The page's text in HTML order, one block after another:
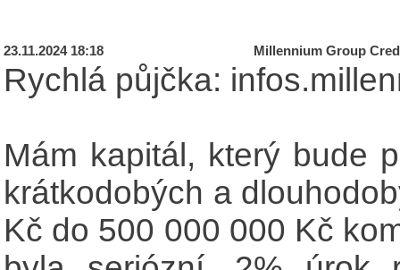
23.11.2024 18:18 Millennium Group
Rychlá půjčka:
Mám kapitál, který bude
krátkodobých a
Kč do 500 000 000 Kč